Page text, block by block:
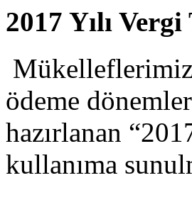
2017 Yılı
ödeme
hazırlanan
kullanıma